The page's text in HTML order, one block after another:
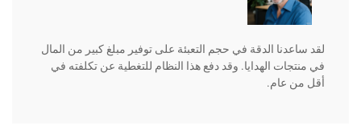
لقد ساعدنا الدقة في حجم التعبئة على توفير مبلغ كبير من المال
في منتجات الهدايا. وقد دفع هذا النظام للتغطية عن تكلفته في
أقل من عام.